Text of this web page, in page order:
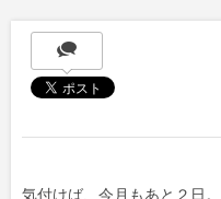
気付けば、今月もあと２日。